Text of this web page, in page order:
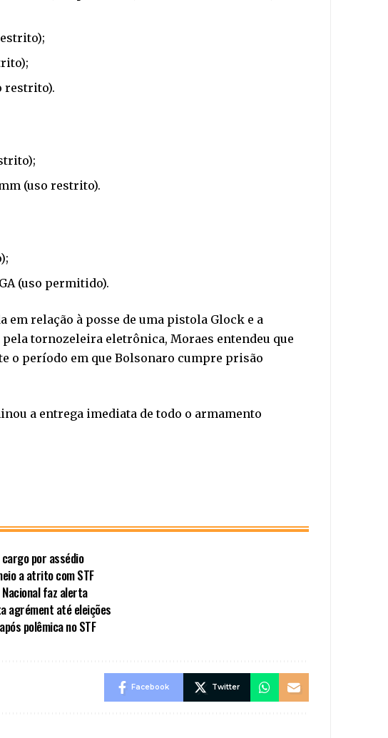
restrito).
(uso restrito).
(uso permitido).
em relação à posse de uma pistola Glock e a
tornozeleira eletrônica, Moraes entendeu que
o período em que Bolsonaro cumpre prisão
a entrega imediata de todo o armamento
cargo por assédio
a atrito com STF
Nacional faz alerta
agrément até eleições
polêmica no STF
Facebook Twitter